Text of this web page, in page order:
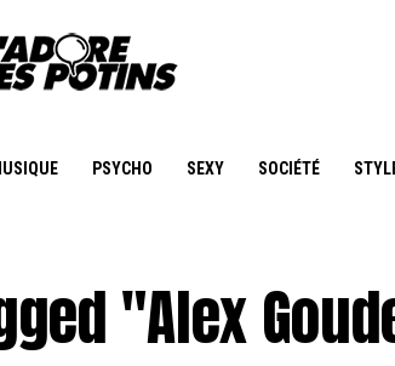
PSYCHO SEXY SOCIÉTÉ
"Alex